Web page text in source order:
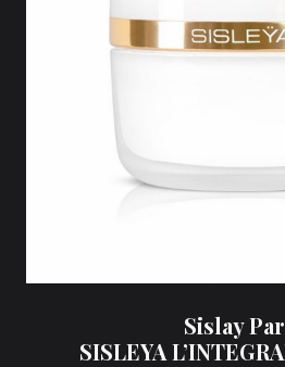
Sislay
SISLEYA